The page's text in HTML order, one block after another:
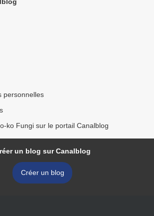
personnelles
ko Fungi sur le portail Canalblog
un blog sur Canalblog
Créer un blog